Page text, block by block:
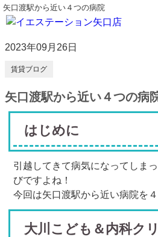
矢口渡駅から近い４つの病院
2023年09月26日
賃貸ブログ
矢口渡駅から近い４つの病
はじめに
引越してきて病気になってしま
びですよね！
今回は矢口渡駅から近い病院を
大川こども＆内科ク